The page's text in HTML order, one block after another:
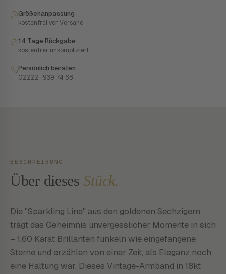
Größenanpassung
kostenfrei vor Versand
14 Tage Rückgabe
kostenfrei, unkompliziert
Persönlich beraten
02222 · 939 74 68
BESCHREIBUNG
Über dieses Stück.
Die "Sparkling Line" aus den goldenen Sechzigern
trägt das Geheimnis unvergesslicher Momente in sich
– 1,60 Karat Brillanten funkeln wie eingefangene
Sterne und erzählen von einer Zeit, als Eleganz noch
eine Haltung war. Dieses Vintage-Armband in 18kt